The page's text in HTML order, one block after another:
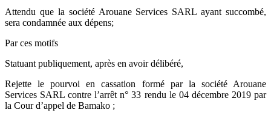
Attendu que la société Arouane Services SARL ayant succombé,
sera condamnée aux dépens;
Par ces motifs
Statuant publiquement, après en avoir délibéré,
Rejette le pourvoi en cassation formé par la société Arouane
Services SARL contre l’arrêt n° 33 rendu le 04 décembre 2019 par
la Cour d’appel de Bamako ;